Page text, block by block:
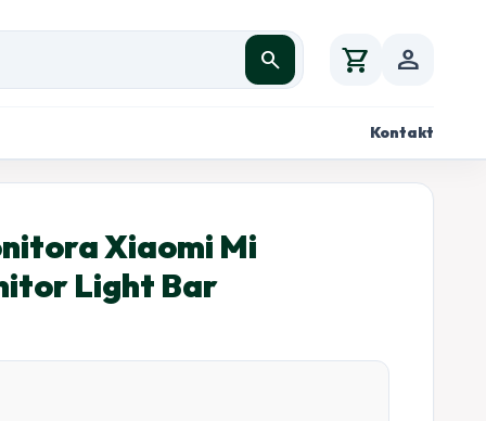
search shopping_cart person
Kontakt
Xiaomi Mi
Light Bar